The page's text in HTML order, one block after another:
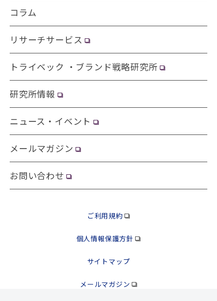
コラム
リサーチサービス
トライベック ・ブランド戦略研究所
研究所情報
ニュース・イベント
メールマガジン
お問い合わせ
ご利用規約
個人情報保護方針
サイトマップ
メールマガジン